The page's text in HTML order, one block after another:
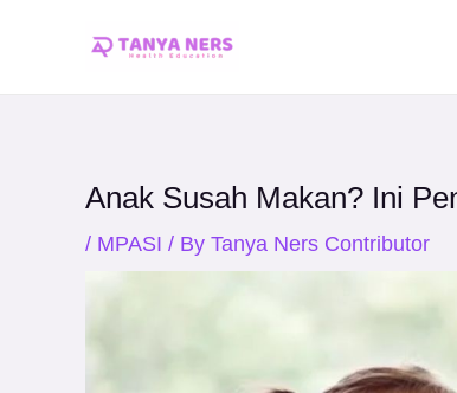
Anak Susah Makan? Ini
/ MPASI / By Tanya Ners Contributor
navigation